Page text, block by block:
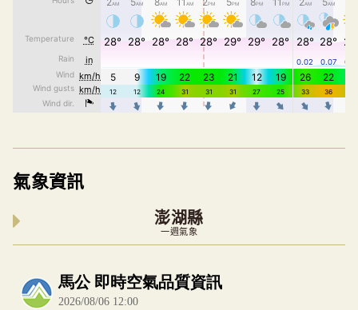
氣象資訊
澎湖縣
一週氣象
內嵌空氣品質小工具為視覺預覽，完整即時空